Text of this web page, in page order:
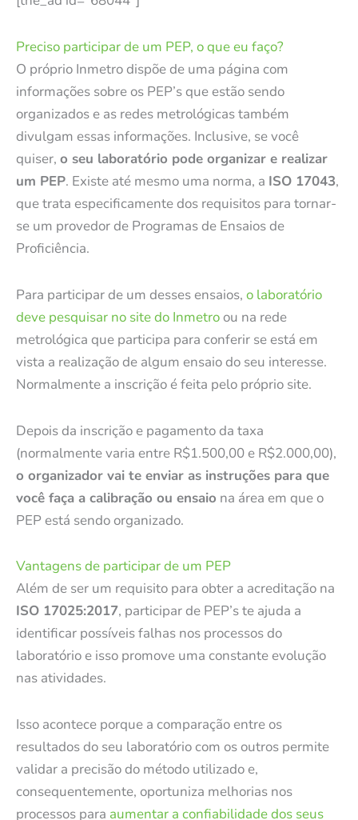
Preciso participar de um PEP, o que eu faço?
O próprio Inmetro dispõe de uma página com
informações sobre os PEP’s que estão sendo
organizados e as redes metrológicas também
divulgam essas informações. Inclusive, se você
quiser, o seu laboratório pode organizar e realizar
um PEP. Existe até mesmo uma norma, a ISO 17043,
que trata especificamente dos requisitos para tornar-
se um provedor de Programas de Ensaios de
Proficiência.
Para participar de um desses ensaios, o laboratório
deve pesquisar no site do Inmetroou na rede
metrológica que participa para conferir se está em
vista a realização de algum ensaio do seu interesse.
Normalmente a inscrição é feita pelo próprio site.
Depois da inscrição e pagamento da taxa
(normalmente varia entre R$1.500,00 e R$2.000,00),
o organizador vai te enviar as instruções para que
você faça a calibração ou ensaio na área em que o
PEP está sendo organizado.
Vantagens de participar de um PEP
Além de ser um requisito para obter a acreditação na
ISO 17025:2017, participar de PEP’s te ajuda a
identificar possíveis falhas nos processos do
laboratório e isso promove uma constante evolução
nas atividades.
Isso acontece porque a comparação entre os
resultados do seu laboratório com os outros permite
validar a precisão do método utilizado e,
consequentemente, oportuniza melhorias nos
processos para aumentar a confiabilidade dos seus